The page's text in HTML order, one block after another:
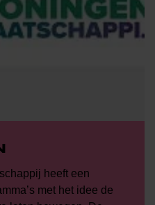
heeft een
met het idee de